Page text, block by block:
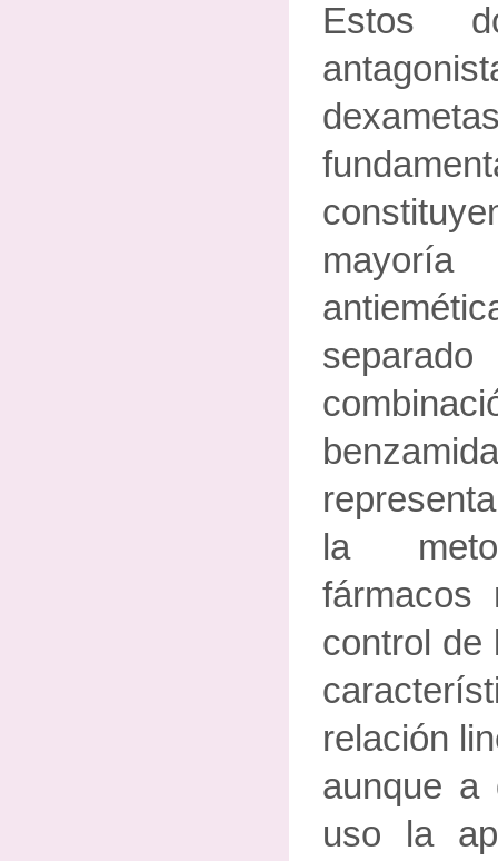
Estos
la
fármacos
control de
relación
aunque a
uso la